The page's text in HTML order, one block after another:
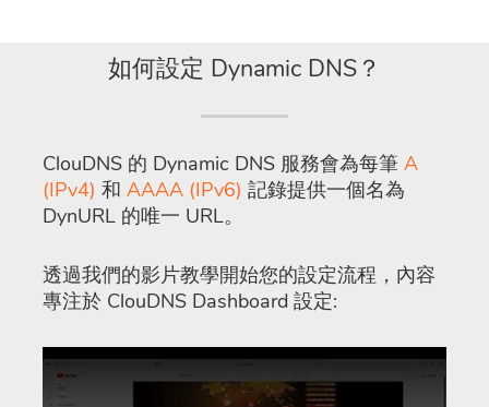
如何設定 Dynamic DNS？
ClouDNS 的 Dynamic DNS 服務會為每筆 A
(IPv4) 和 AAAA (IPv6) 記錄提供一個名為
DynURL 的唯一 URL。
透過我們的影片教學開始您的設定流程，內容
專注於 ClouDNS Dashboard 設定: